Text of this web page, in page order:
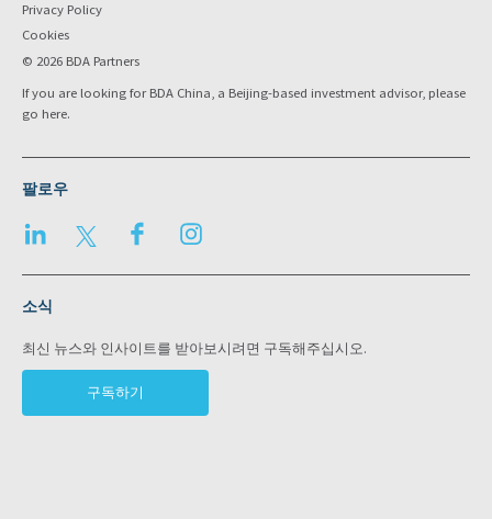
Privacy Policy
Cookies
© 2026 BDA Partners
If you are looking for BDA China, a Beijing-based investment advisor, please
go here.
팔로우
LinkedIn Twitter Facebook
소식
최신 뉴스와 인사이트를 받아보시려면 구독해주십시오.
구독하기